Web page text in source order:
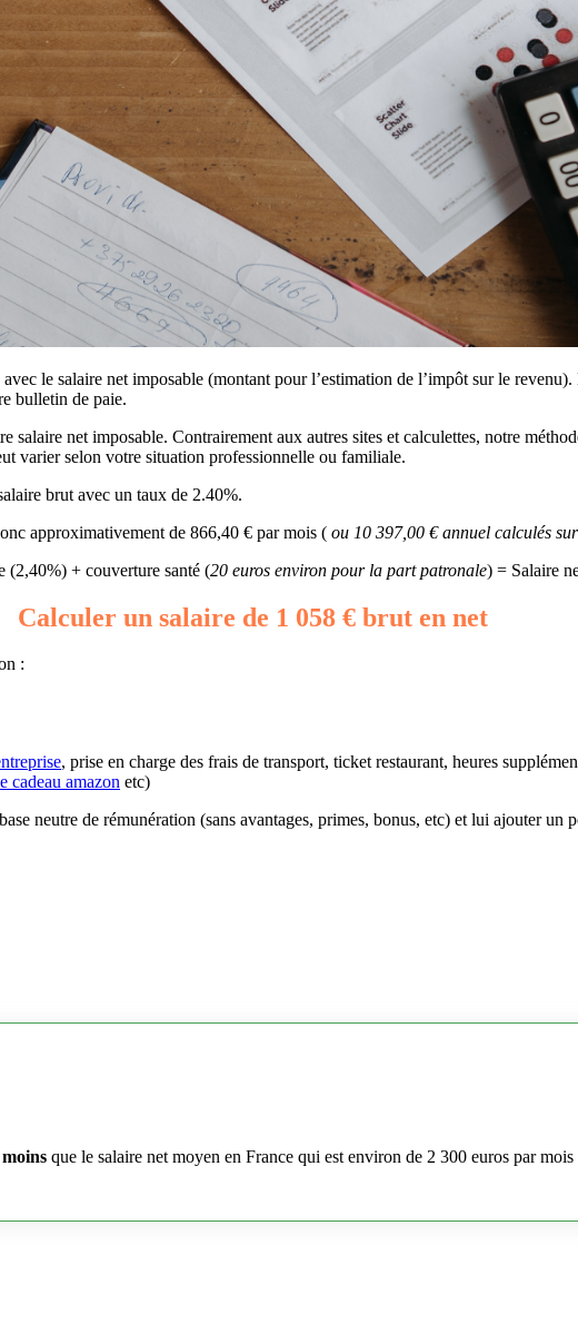
le salaire net imposable (montant pour l’estimation de l’impôt sur le
bulletin de paie.
net imposable. Contrairement aux autres sites et calculettes, notre
varier selon votre situation professionnelle ou familiale.
brut avec un taux de 2.40%.
approximativement de 866,40 € par mois ( ou 10 397,00 € annuel calculés
+ couverture santé (20 euros environ pour la part patronale) = Salaire
Calculer un salaire de 1 058 € brut en net
:
, prise en charge des frais de transport, ticket restaurant, heures
cadeau amazon etc)
neutre de rémunération (sans avantages, primes, bonus, etc) et lui ajouter un
que le salaire net moyen en France qui est environ de 2 300 euros par